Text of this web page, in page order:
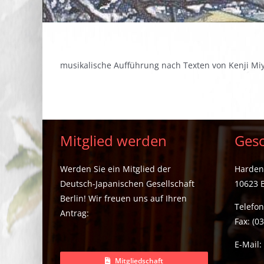
musikalische Aufführung nach Texten von Kenji
Mitglied werden
Werden Sie ein Mitglied der
Deutsch-Japanischen Gesellschaft
Berlin! Wir freuen uns auf Ihren
Antrag:
Mitgliedschaft
10623
Fax:
E-Mail: